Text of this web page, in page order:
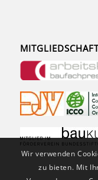
Wir verwenden
zu bieten. Mit